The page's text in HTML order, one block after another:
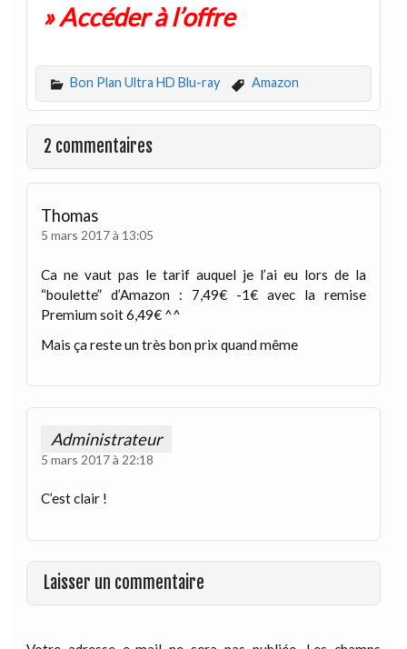
» Accéder à l’offre
Bon Plan Ultra HD Blu-ray Amazon
2 commentaires
Thomas
5 mars 2017 à 13:05
Ca ne vaut pas le tarif auquel je l’ai eu lors de la
“boulette” d’Amazon : 7,49€ -1€ avec la remise
Premium soit 6,49€ ^^
Mais ça reste un très bon prix quand même
Administrateur
5 mars 2017 à 22:18
C’est clair !
Laisser un commentaire